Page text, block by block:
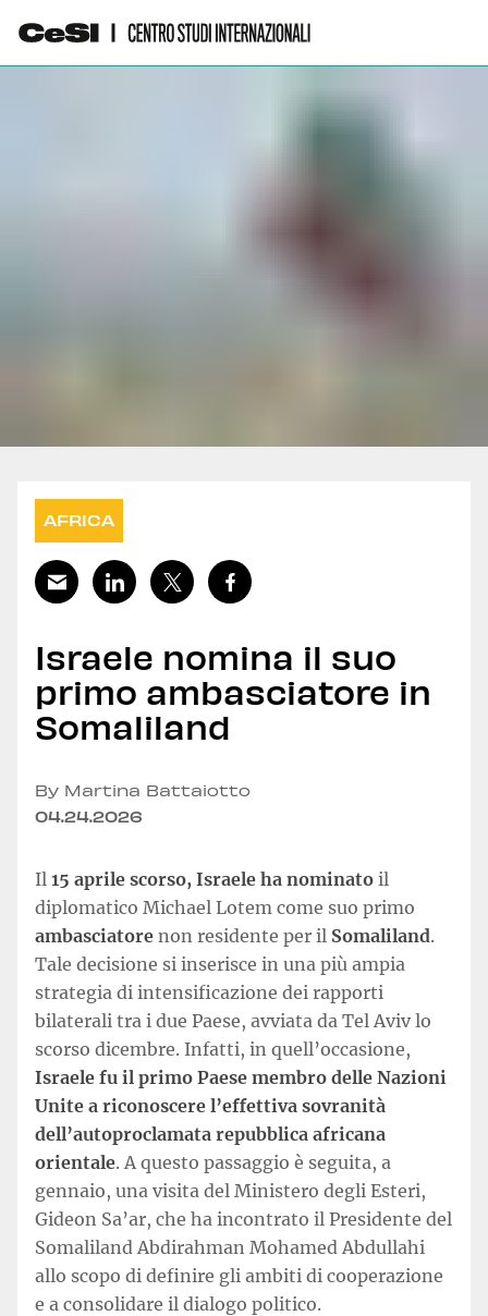
AFRICA
Israele nomina il suo
primo ambasciatore in
Somaliland
By Martina Battaiotto
04.24.2026
Il 15 aprile scorso, Israele ha nominato il
diplomatico Michael Lotem come suo primo
ambasciatore non residente per il Somaliland.
Tale decisione si inserisce in una più ampia
strategia di intensificazione dei rapporti
bilaterali tra i due Paese, avviata da Tel Aviv lo
scorso dicembre. Infatti, in quell’occasione,
Israele fu il primo Paese membro delle Nazioni
Unite a riconoscere l’effettiva sovranità
dell’autoproclamata repubblica africana
orientale. A questo passaggio è seguita, a
gennaio, una visita del Ministero degli Esteri,
Gideon Sa’ar, che ha incontrato il Presidente del
Somaliland Abdirahman Mohamed Abdullahi
allo scopo di definire gli ambiti di cooperazione
e a consolidare il dialogo politico.